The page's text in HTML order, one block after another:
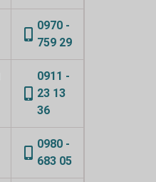
0970 -
759 29
0911 -
23 13
36
0980 -
683 05